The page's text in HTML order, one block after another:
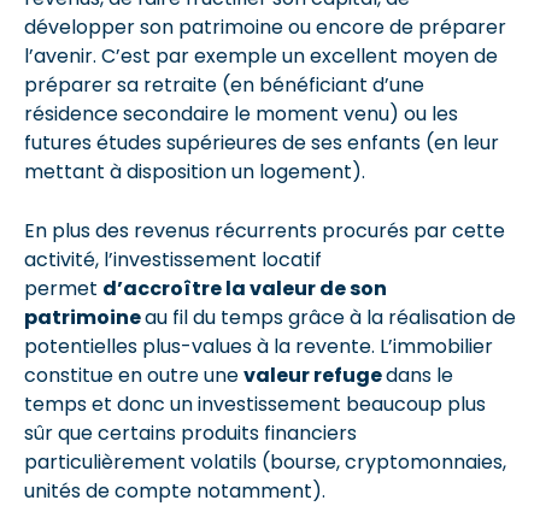
développer son patrimoine ou encore de préparer
l’avenir. C’est par exemple un excellent moyen de
préparer sa retraite (en bénéficiant d’une
résidence secondaire le moment venu) ou les
futures études supérieures de ses enfants (en leur
mettant à disposition un logement).
En plus des revenus récurrents procurés par cette
activité, l’investissement locatif
permet d’accroître la valeur de son
patrimoineau fil du temps grâce à la réalisation de
potentielles plus-values à la revente. L’immobilier
constitue en outre unevaleur refugedans le
temps et donc un investissement beaucoup plus
sûr que certains produits financiers
particulièrement volatils (bourse, cryptomonnaies,
unités de compte notamment).